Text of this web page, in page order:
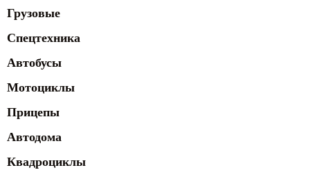
Грузовые
Спецтехника
Автобусы
Мотоциклы
Прицепы
Автодома
Квадроциклы